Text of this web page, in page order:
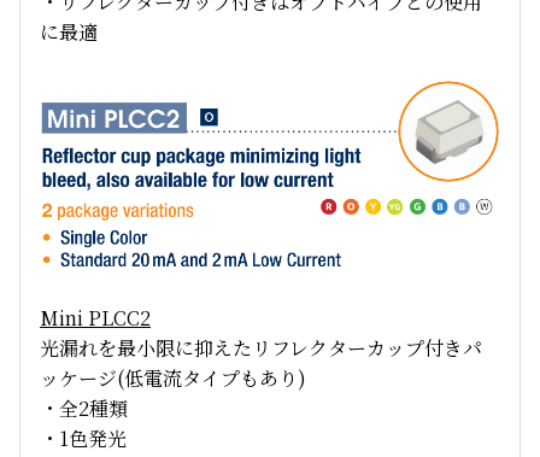
に最適
Mini PLCC2
光漏れを最小限に抑えたリフレクターカップ付きパ
ッケージ(低電流タイプもあり)
・全2種類
・1色発光